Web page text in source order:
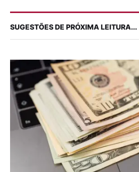
SUGESTÕES DE PRÓXIMA LEITURA...